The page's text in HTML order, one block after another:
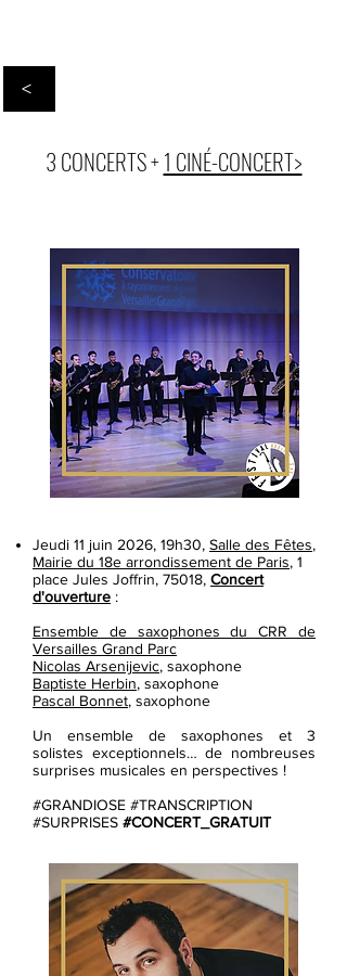
<
3 CONCERTS+1 CINÉ-CONCERT>
Jeudi 11 juin 2026, 19h30, Salle des Fêtes,
Mairie du 18e arrondissement de Paris, 1
place Jules Joffrin, 75018, Concert
d'ouverture :
Ensemble de saxophones du CRR de
Versailles Grand Parc
Nicolas Arsenijevic, saxophone
Baptiste Herbin, saxophone
Pascal Bonnet, saxophone
Un ensemble de saxophones et 3
solistes exceptionnels… de nombreuses
surprises musicales en perspectives !
#GRANDIOSE #TRANSCRIPTION
#SURPRISES #CONCERT_GRATUIT